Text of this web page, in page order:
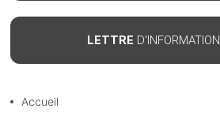
LETTRE D'INFORMATION
Accueil